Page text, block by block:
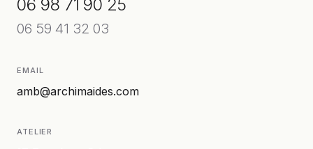
06 98 71 90 25
06 59 41 32 03
EMAIL
amb@archimaides.com
ATELIER